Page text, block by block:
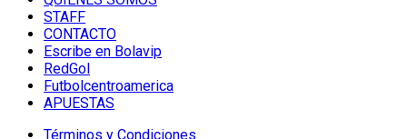
STAFF
CONTACTO
Escribe en Bolavip
RedGol
Futbolcentroamerica
APUESTAS
Términos y Condiciones